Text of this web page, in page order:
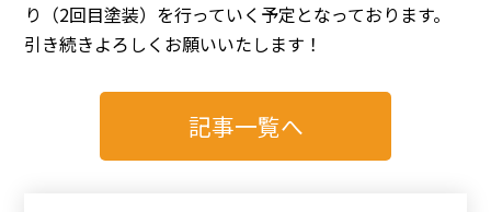
り（2回目塗装）を行っていく予定となっております。
引き続きよろしくお願いいたします！
記事一覧へ